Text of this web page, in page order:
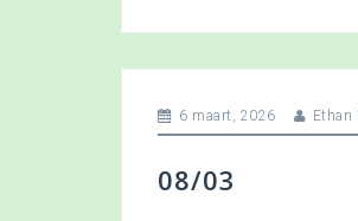
6 maart, 2026 Ethan
08/03